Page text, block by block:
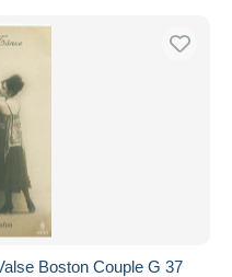
Boston Couple G 37